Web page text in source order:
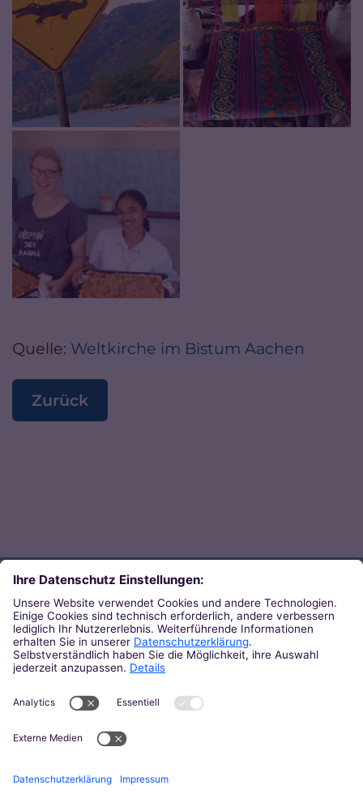
Quelle: Weltkirche im Bistum Aachen
Zurück
Direkt zum Thema
Zu den Orten von Kirche
Zu den Pastoralen Räumen
Weiterführende Links
Zum Newsletter des Bistums
Zur KirchenZeitung